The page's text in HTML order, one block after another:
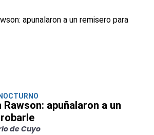
Rawson: apuñalaron a un
de Cuyo